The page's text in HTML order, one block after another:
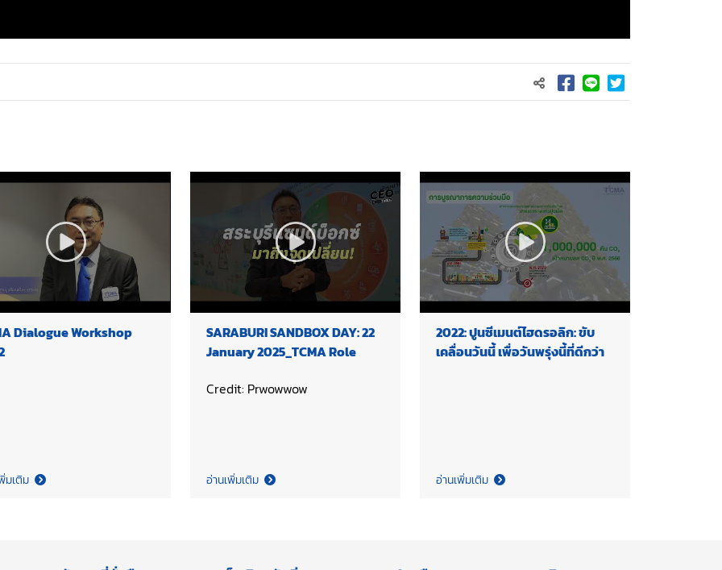
Dialogue Workshop
มเติม
SARABURI SANDBOX DAY: 22
January 2025_TCMA Role
Credit: Prwowwow
อ่านเพิ่มเติม
2022: ปูนซีเมนต์ไฮดรอลิก: ขับ
เคลื่อนวันนี้ เพื่อวันพรุ่งนี้ที่ดีกว่า
อ่านเพิ่มเติม